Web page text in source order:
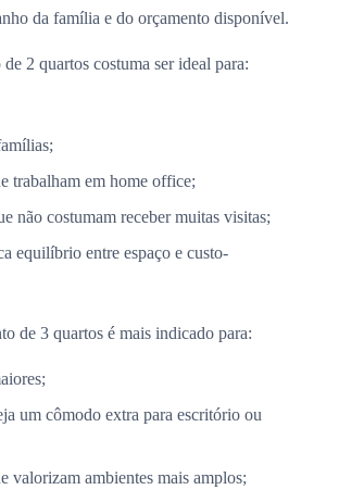
da família e do orçamento disponível.
2 quartos costuma ser ideal para:
trabalham em home office;
não costumam receber muitas visitas;
equilíbrio entre espaço e custo-
de 3 quartos é mais indicado para:
um cômodo extra para escritório ou
valorizam ambientes mais amplos;